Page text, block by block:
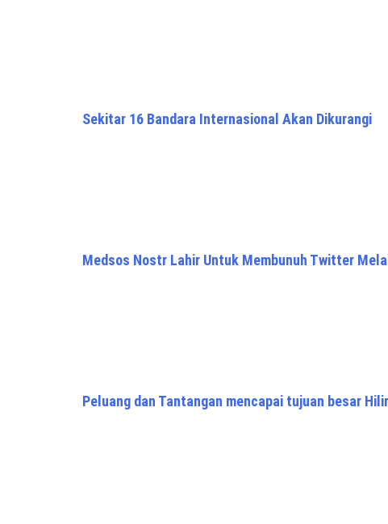
Sekitar 16 Bandara Internasional Akan Dikurangi
Medsos Nostr Lahir Untuk Membunuh Twitter
Peluang dan Tantangan mencapai tujuan besar